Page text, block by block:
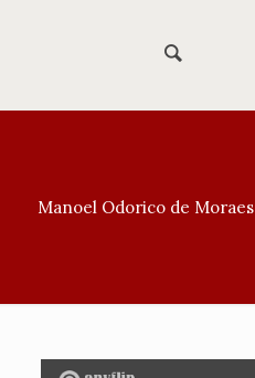
Manoel Odorico de Moraes